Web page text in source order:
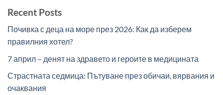
Recent Posts
Почивка с деца на море през 2026: Как да изберем
правилния хотел?
7 април – денят на здравето и героите в медицината
Страстната седмица: Пътуване през обичаи, вярвания и
очаквания